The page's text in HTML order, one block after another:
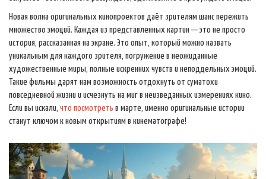
Новая волна оригинальных кинопроектов даёт зрителям шанс пережить
множество эмоций. Каждая из представленных картин — это не просто
история, рассказанная на экране. Это опыт, который можно назвать
уникальным для каждого зрителя, погружение в неожиданные
художественные миры, полные искренних чувств и неподдельных эмоций.
Такие фильмы дарят нам возможность отдохнуть от суматохи
повседневной жизни и исчезнуть на миг в неизведанных измерениях кино.
Если вы искали, что посмотреть в марте, именно оригинальные истории
станут ключом к новым открытиям в кинематографе!